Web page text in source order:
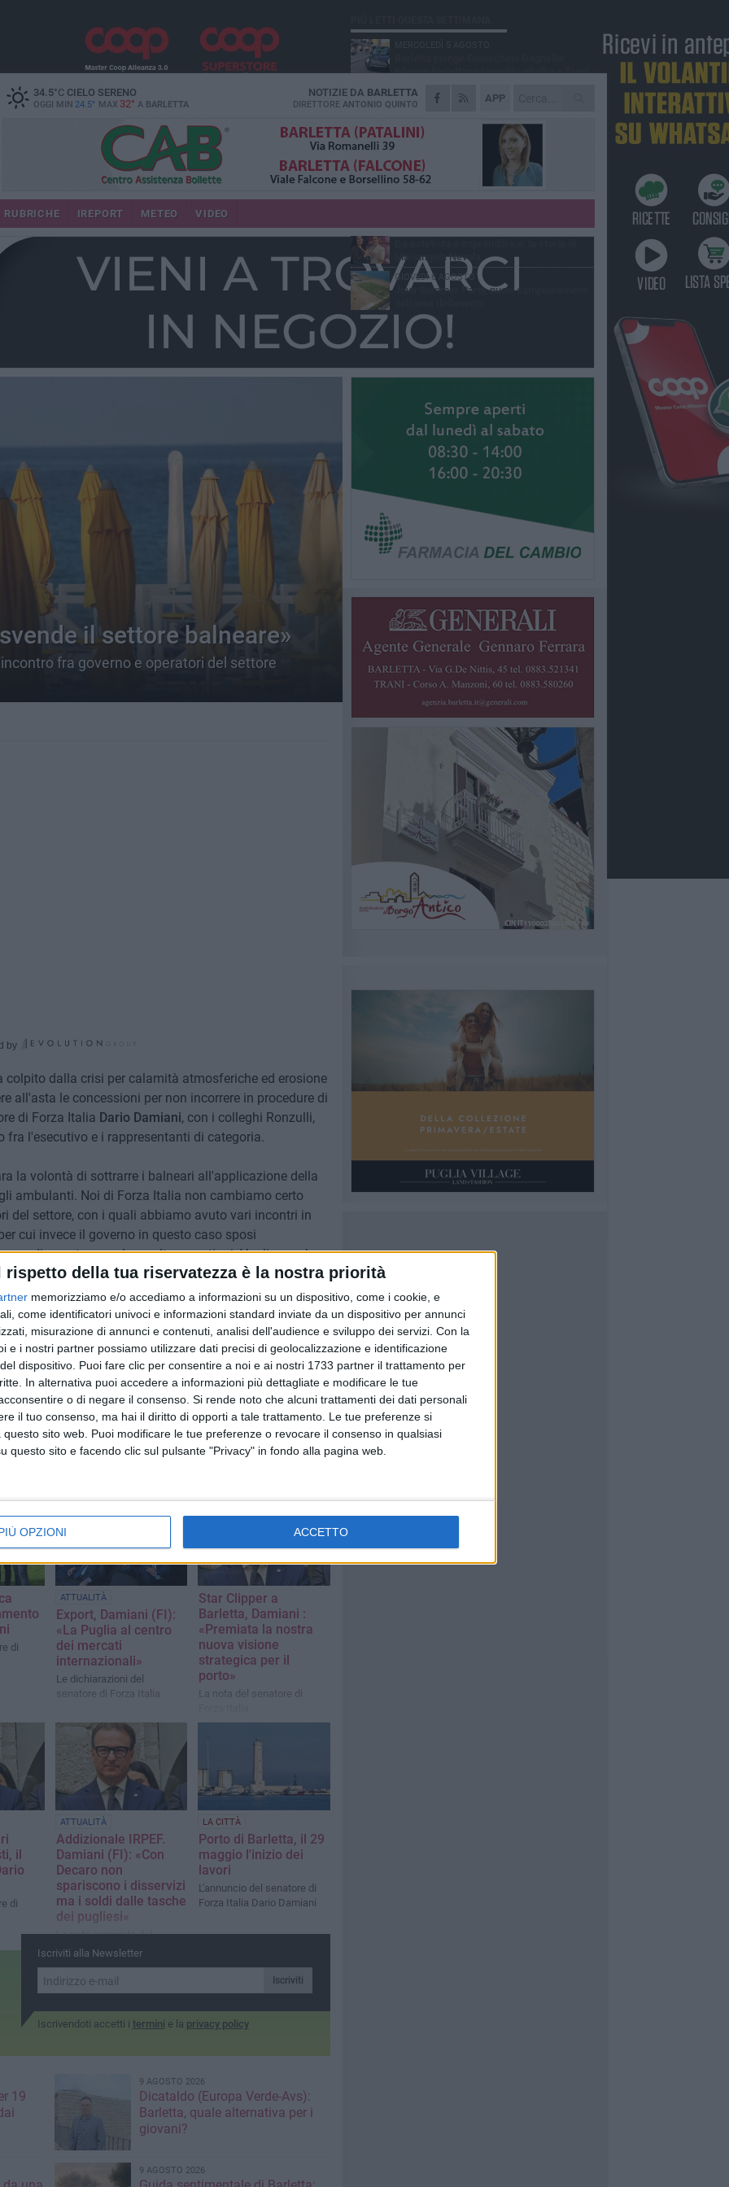
rispetto della tua riservatezza è la nostra priorità
memorizziamo e/o accediamo a informazioni su un dispositivo, come i cookie, e
come identificatori univoci e informazioni standard inviate da un dispositivo per annunci
misurazione di annunci e contenuti, analisi dell'audience e sviluppo dei servizi. Con la
e i nostri partner possiamo utilizzare dati precisi di geolocalizzazione e identificazione
dispositivo. Puoi fare clic per consentire a noi e ai nostri 1733 partner il trattamento per
In alternativa puoi accedere a informazioni più dettagliate e modificare le tue
o di negare il consenso. Si rende noto che alcuni trattamenti dei dati personali
il tuo consenso, ma hai il diritto di opporti a tale trattamento. Le tue preferenze si
sito web. Puoi modificare le tue preferenze o revocare il consenso in qualsiasi
questo sito e facendo clic sul pulsante "Privacy" in fondo alla pagina web.
OPZIONI ACCETTO
34.5°CCIELO SERENO
OGGI MIN 24.5° MAX 32° A BARLETTA
APP
NOTIZIE DA BARLETTA
DIRETTORE ANTONIO QUINTO
RUBRICHE IREPORT METEO VIDEO
il settore balneare»
fra governo e operatori del settore
by
colpito dalla crisi per calamità atmosferiche ed erosione
all'asta le concessioni per non incorrere in procedure di
di Forza Italia Dario Damiani, con i colleghi Ronzulli,
fra l'esecutivo e i rappresentanti di categoria.
la volontà di sottrarre i balneari all'applicazione della
ambulanti. Noi di Forza Italia non cambiamo certo
del settore, con i quali abbiamo avuto vari incontri in
cui invece il governo in questo caso sposi
di quanto accade su altre questioni. Vogliamo che
con decisione in difesa dei nostri balneari che tanto
nelle loro attività ", conclude il senatore Damiani.
di
ATTUALITÀ
Export, Damiani (FI):
«La Puglia al centro
dei mercati
internazionali»
Le dichiarazioni del
senatore di Forza Italia
Star Clipper a
Barletta, Damiani :
«Premiata la nostra
nuova visione
strategica per il
porto»
La nota del senatore di
il
di
ATTUALITÀ
Addizionale IRPEF.
Damiani (FI): «Con
Decaro non
spariscono i disservizi
ma i soldi dalle tasche
dei pugliesi»
La nota completa del
senatore di Forza Italia
LA CITTÀ
Porto di Barletta, il 29
maggio l'inizio dei
lavori
L'annuncio del senatore di
Forza Italia Dario Damiani
Iscriviti alla Newsletter
Iscriviti
Iscrivendoti accetti i termini e la privacy policy
19
9 AGOSTO 2026
Dicataldo (Europa Verde-Avs):
Barletta, quale alternativa per i
giovani?
9 AGOSTO 2026
64enne barlettano investito all'alba a Trani
GIOVEDÌ 6 AGOSTO
Il ricordo di "Cecco", il benzinaio col
separavano dalla pensione»
VENERDÌ 7 AGOSTO
Incidente sulla 16 bis a Barletta, traffico
bloccato verso Bari
MERCOLEDÌ 5 AGOSTO
Jova Summer Party, giovedì mattina
VENERDÌ 7 AGOSTO
Mariangela Nevola
GIOVEDÌ 6 AGOSTO
Jova Summer Party, nuovi campionamenti